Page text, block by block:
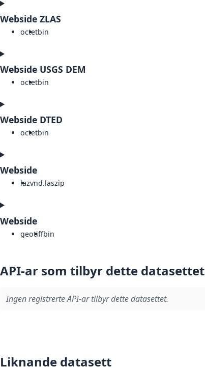
Webside ZLAS
octetbin
Webside USGS DEM
octetbin
Webside DTED
octetbin
Webside
lazvnd.laszip
Webside
geotiffbin
API-ar som tilbyr dette datasettet
Ingen registrerte API-ar tilbyr dette datasettet.
Liknande datasett